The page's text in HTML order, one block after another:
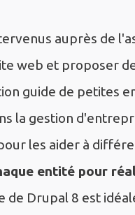
auprès de
web et proposer
guide de petites
la gestion
les aider à
entité pour
de Drupal 8 est